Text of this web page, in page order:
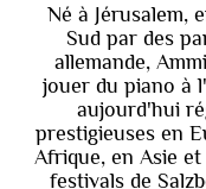
Né à Jérusalem,
Sud par des
allemande,
jouer du piano à
aujourd'hui
prestigieuses en
Afrique, en Asie
festivals de